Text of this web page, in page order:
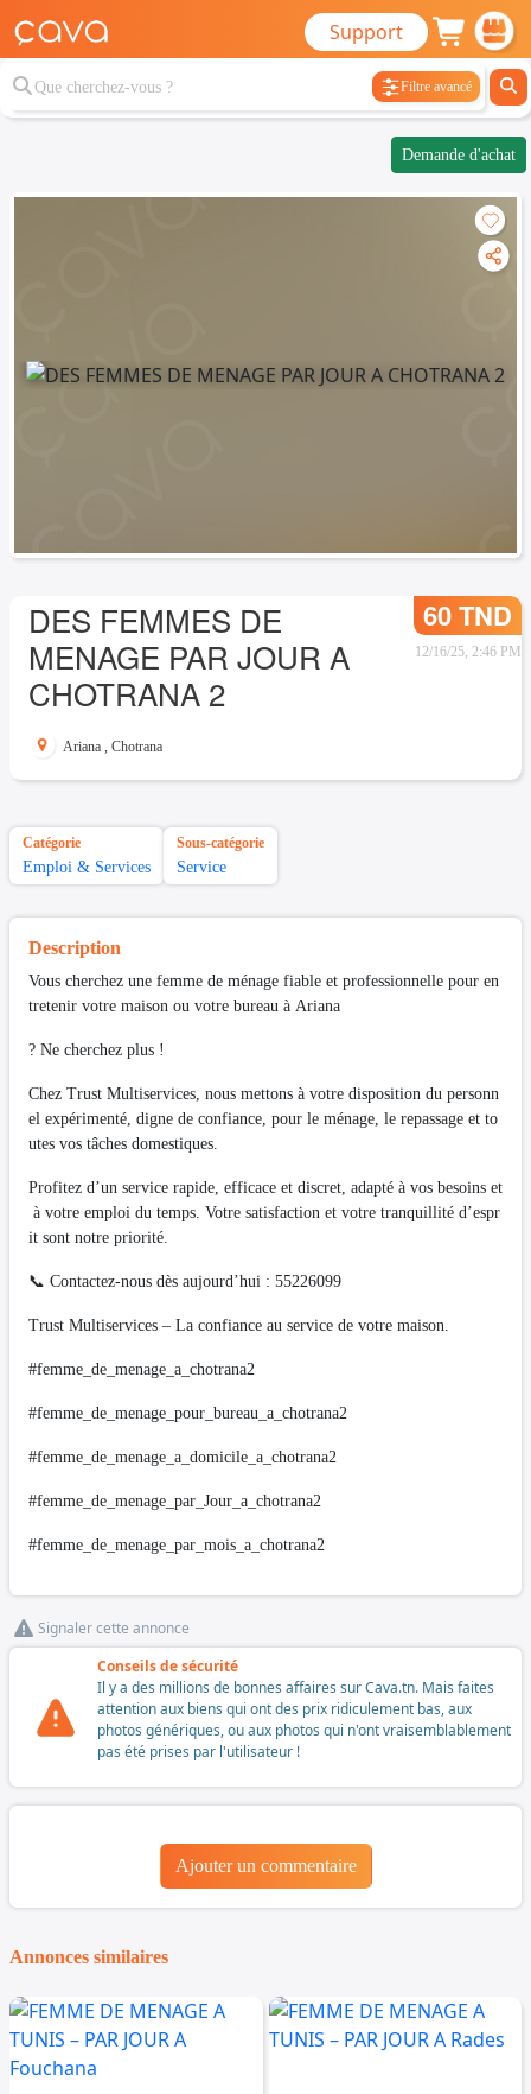
Support
Filtre avancé
Demande d'achat
DES FEMMES DE
MENAGE PAR JOUR A
CHOTRANA 2
60 TND
12/16/25, 2:46 PM
Ariana , Chotrana
Catégorie
Emploi & Services
Sous-catégorie
Service
Description
Vous cherchez une femme de ménage fiable et professionnelle pour en
tretenir votre maison ou votre bureau à Ariana
? Ne cherchez plus !
Chez Trust Multiservices, nous mettons à votre disposition du personn
el expérimenté, digne de confiance, pour le ménage, le repassage et to
utes vos tâches domestiques.
Profitez d’un service rapide, efficace et discret, adapté à vos besoins et
à votre emploi du temps. Votre satisfaction et votre tranquillité d’espr
it sont notre priorité.
📞 Contactez-nous dès aujourd’hui : 55226099
Trust Multiservices – La confiance au service de votre maison.
#femme_de_menage_a_chotrana2
#femme_de_menage_pour_bureau_a_chotrana2
#femme_de_menage_a_domicile_a_chotrana2
#femme_de_menage_par_Jour_a_chotrana2
#femme_de_menage_par_mois_a_chotrana2
Signaler cette annonce
Conseils de sécurité
Il y a des millions de bonnes affaires sur Cava.tn. Mais faites
attention aux biens qui ont des prix ridiculement bas, aux
photos génériques, ou aux photos qui n'ont vraisemblablement
pas été prises par l'utilisateur !
Ajouter un commentaire
Annonces similaires